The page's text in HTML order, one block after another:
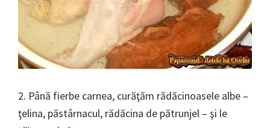
2. Până fierbe carnea, curăţăm rădăcinoasele albe –
ţelina, păstârnacul, rădăcina de pătrunjel – şi le